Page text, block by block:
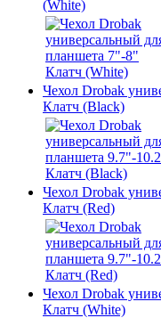
(White)
Чехол Drobak
Клатч (Black)
Чехол Drobak
Клатч (Red)
Чехол Drobak
Клатч (White)